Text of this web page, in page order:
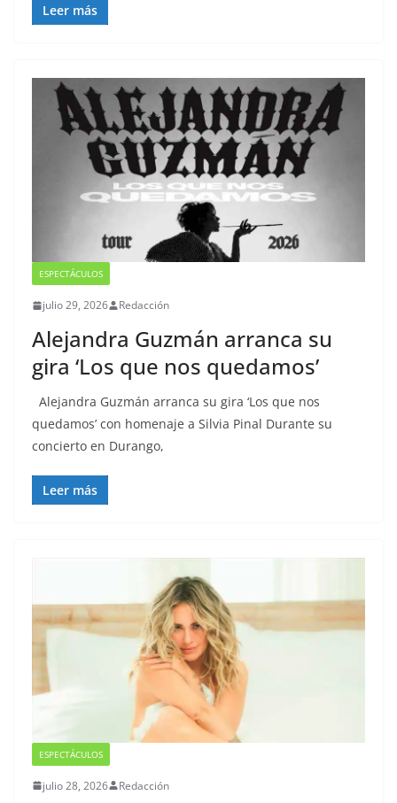
Leer más
ESPECTÁCULOS
julio 29, 2026 Redacción
Alejandra Guzmán arranca su
gira ‘Los que nos quedamos’
Alejandra Guzmán arranca su gira ‘Los que nos
quedamos’ con homenaje a Silvia Pinal Durante su
concierto en Durango,
Leer más
ESPECTÁCULOS
julio 28, 2026 Redacción